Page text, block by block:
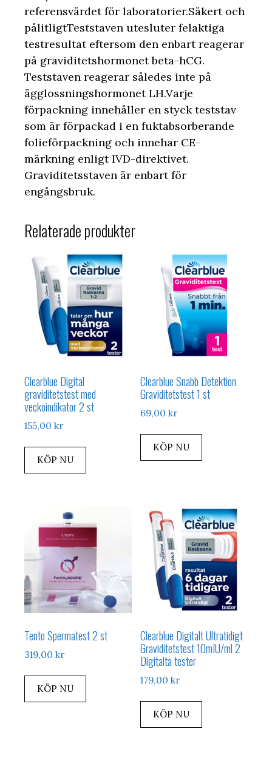
referensvärdet för laboratorier.Säkert och
pålitligtTeststaven utesluter felaktiga
testresultat eftersom den enbart reagerar
på graviditetshormonet beta-hCG.
Teststaven reagerar således inte på
ägglossningshormonet LH.Varje
förpackning innehåller en styck teststav
som är förpackad i en fuktabsorberande
folieförpackning och innehar CE-
märkning enligt IVD-direktivet.
Graviditetsstaven är enbart för
engångsbruk.
Relaterade produkter
Clearblue Digital
graviditetstest med
veckoindikator 2 st
155,00 kr
KÖP NU
Clearblue Snabb Detektion
Graviditetstest 1 st
69,00kr
KÖP NU
Tento Spermatest 2 st
319,00 kr
KÖP NU
Clearblue Digitalt Ultratidigt
Graviditetstest 10mIU/ml 2
Digitalta tester
179,00kr
KÖP NU